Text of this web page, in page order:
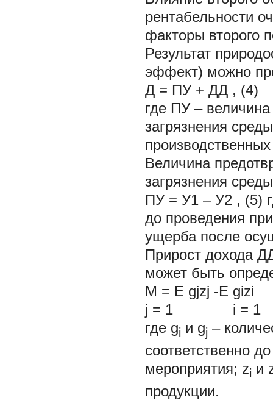
рентабельности
факторы второго
Результат
эффект) можно
Д = ПУ + ДД , (4)
где ПУ –
загрязнения
производственных
Величина
загрязнения
ПУ = У1 – У2 , (5)
до проведения
ущерба после
Прирост дохода
может быть
М = E gjzj -E
j = 1 i = 1
где gi и gj –
соответственно
мероприятия; zi и
продукции.